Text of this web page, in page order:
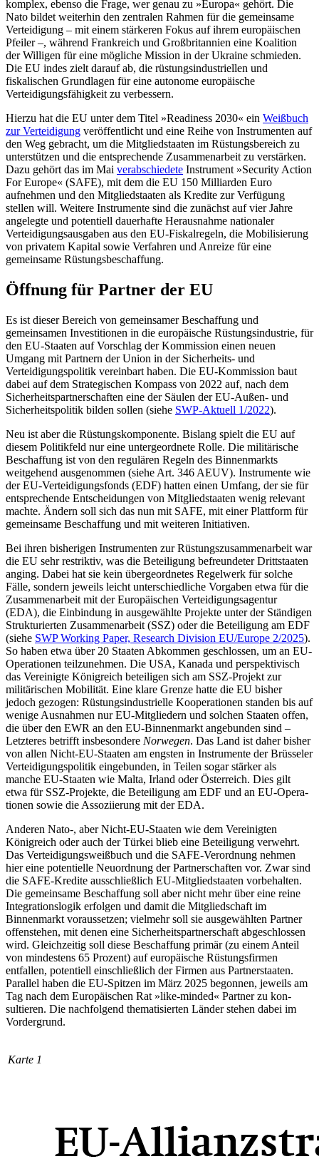
komplex, ebenso die Frage, wer genau zu »Europa« gehört. Die
Nato bildet weiterhin den zentralen Rahmen für die gemeinsame
Verteidigung – mit einem stärkeren Fokus auf ihrem europäischen
Pfeiler –, während Frankreich und Großbritannien eine Koalition
der Willigen für eine mögliche Mission in der Ukraine schmieden.
Die EU indes zielt darauf ab, die rüstungsindustriellen und
fiskalischen Grundlagen für eine autonome europäische
Verteidigungsfähigkeit zu ver­bessern.
Hierzu hat die EU unter dem Titel »Readi­ness 2030« ein Weißbuch
zur Verteidigung veröffentlicht und eine Reihe von Instru­menten auf
den Weg gebracht, um die Mit­gliedstaaten im Rüstungsbereich zu
unter­stützen und die entsprechende Zusammen­arbeit zu verstärken.
Dazu gehört das im Mai verabschiedete Instrument »Security Action
For Europe« (SAFE), mit dem die EU 150 Milliarden Euro
aufnehmen und den Mitgliedstaaten als Kredite zur Verfügung
stellen will. Weitere Instrumente sind die zunächst auf vier Jahre
angelegte und potentiell dauerhafte Herausnahme natio­naler
Verteidigungsausgaben aus den EU-Fiskalregeln, die Mobilisierung
von priva­tem Kapital sowie Verfahren und Anreize für eine
gemeinsame Rüstungsbeschaffung.
Öffnung für Partner der EU
Es ist dieser Bereich von gemeinsamer Be­schaffung und
gemeinsamen Investitionen in die europäische Rüstungsindustrie, für
den EU-Staaten auf Vorschlag der Kommission einen neuen
Umgang mit Partnern der Union in der Sicherheits- und
Verteidigungs­politik vereinbart haben. Die EU-Kommis­sion baut
dabei auf dem Strategischen Kom­pass von 2022 auf, nach dem
Sicherheitspartnerschaften eine der Säulen der EU-Außen- und
Sicherheitspolitik bilden sollen (siehe SWP-Aktuell 1/2022).
Neu ist aber die Rüstungskomponente. Bislang spielt die EU auf
diesem Politikfeld nur eine untergeordnete Rolle. Die militä­rische
Beschaffung ist von den regulären Regeln des Binnenmarkts
weitgehend aus­genommen (siehe Art. 346 AEUV). Instrumente wie
der EU-Verteidigungsfonds (EDF) hatten einen Umfang, der sie für
entsprechende Entscheidungen von Mitgliedstaaten wenig relevant
machte. Ändern soll sich das nun mit SAFE, mit einer Plattform für
gemeinsame Beschaffung und mit weiteren Initiativen.
Bei ihren bisherigen Instrumenten zur Rüstungszusammenarbeit war
die EU sehr restriktiv, was die Beteiligung befreundeter Drittstaaten
anging. Dabei hat sie kein übergeordnetes Regelwerk für solche
Fälle, sondern jeweils leicht unterschiedliche Vorgaben etwa für die
Zusammenarbeit mit der Europäischen Verteidigungsagentur
(EDA), die Einbindung in ausgewählte Pro­jekte unter der Ständigen
Strukturierten Zusammenarbeit (SSZ) oder die Beteiligung am EDF
(siehe SWP Working Paper, Research Division EU/Europe 2/2025).
So haben etwa über 20 Staaten Abkommen geschlossen, um an EU-
Operationen teilzunehmen. Die USA, Kanada und perspektivisch
das Ver­einigte Königreich beteiligen sich am SSZ-Projekt zur
militärischen Mobilität. Eine klare Grenze hatte die EU bisher
jedoch gezogen: Rüstungsindustrielle Kooperationen standen bis auf
wenige Ausnahmen nur EU-Mitgliedern und solchen Staaten offen,
die über den EWR an den EU-Binnen­markt angebunden sind –
Letzteres betrifft insbesondere Norwegen. Das Land ist daher bisher
von allen Nicht-EU-Staaten am eng­sten in Instrumente der Brüsseler
Verteidigungspolitik eingebunden, in Teilen sogar stärker als
manche EU-Staaten wie Malta, Irland oder Österreich. Dies gilt
etwa für SSZ-Projekte, die Beteiligung am EDF und an EU-Opera­
tionen sowie die Assoziierung mit der EDA.
Anderen Nato-, aber Nicht-EU-Staaten wie dem Vereinigten
Königreich oder auch der Türkei blieb eine Beteiligung verwehrt.
Das Verteidigungsweißbuch und die SAFE-Verordnung nehmen
hier eine potentielle Neuordnung der Partnerschaften vor. Zwar sind
die SAFE-Kredite ausschließlich EU-Mitgliedstaaten vorbehalten.
Die gemeinsame Beschaffung soll aber nicht mehr über eine reine
Integrationslogik erfolgen und damit die Mitgliedschaft im
Binnenmarkt voraussetzen; vielmehr soll sie ausgewählten Partner
offenstehen, mit denen eine Sicherheitspartnerschaft abgeschlossen
wird. Gleichzeitig soll diese Beschaffung primär (zu einem Anteil
von mindestens 65 Prozent) auf europäische Rüstungs­firmen
entfallen, potentiell einschließlich der Firmen aus Partnerstaaten.
Parallel haben die EU-Spitzen im März 2025 begon­nen, jeweils am
Tag nach dem Europäischen Rat »like-minded« Partner zu kon­
sultieren. Die nachfolgend thematisierten Länder stehen dabei im
Vordergrund.
Karte 1